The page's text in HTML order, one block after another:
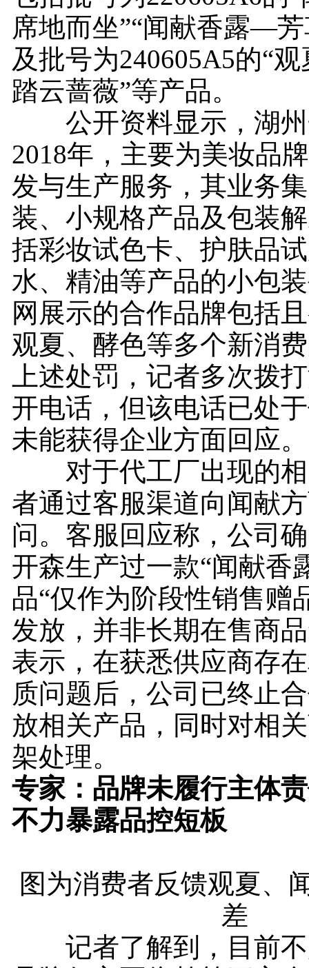
席地而坐”“闻献香露—
及批号为240605A5的“
踏云蔷薇”等产品。
公开资料显示，湖州
2018年，主要为美妆品
发与生产服务，其业务
装、小规格产品及包装
括彩妆试色卡、护肤品
水、精油等产品的小包
网展示的合作品牌包括
观夏、酵色等多个新消
上述处罚，记者多次拨
开电话，但该电话已处
未能获得企业方面回应。
对于代工厂出现的相
者通过客服渠道向闻献
问。客服回应称，公司
开森生产过一款“闻献香
品“仅作为阶段性销售赠
发放，并非长期在售商
表示，在获悉供应商存
质问题后，公司已终止
放相关产品，同时对相
架处理。
专家：品牌未履行主体
不力暴露品控短板
图为消费者反馈观夏、
差
记者了解到，目前不